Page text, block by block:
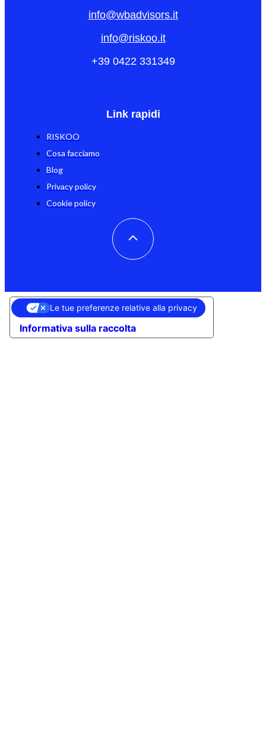
info@wbadvisors.it
info@riskoo.it
+39 0422 331349
Link rapidi
RISKOO
Cosa facciamo
Blog
Privacy policy
Cookie policy
Informativa sulla raccolta
Le tue preferenze relative alla privacy